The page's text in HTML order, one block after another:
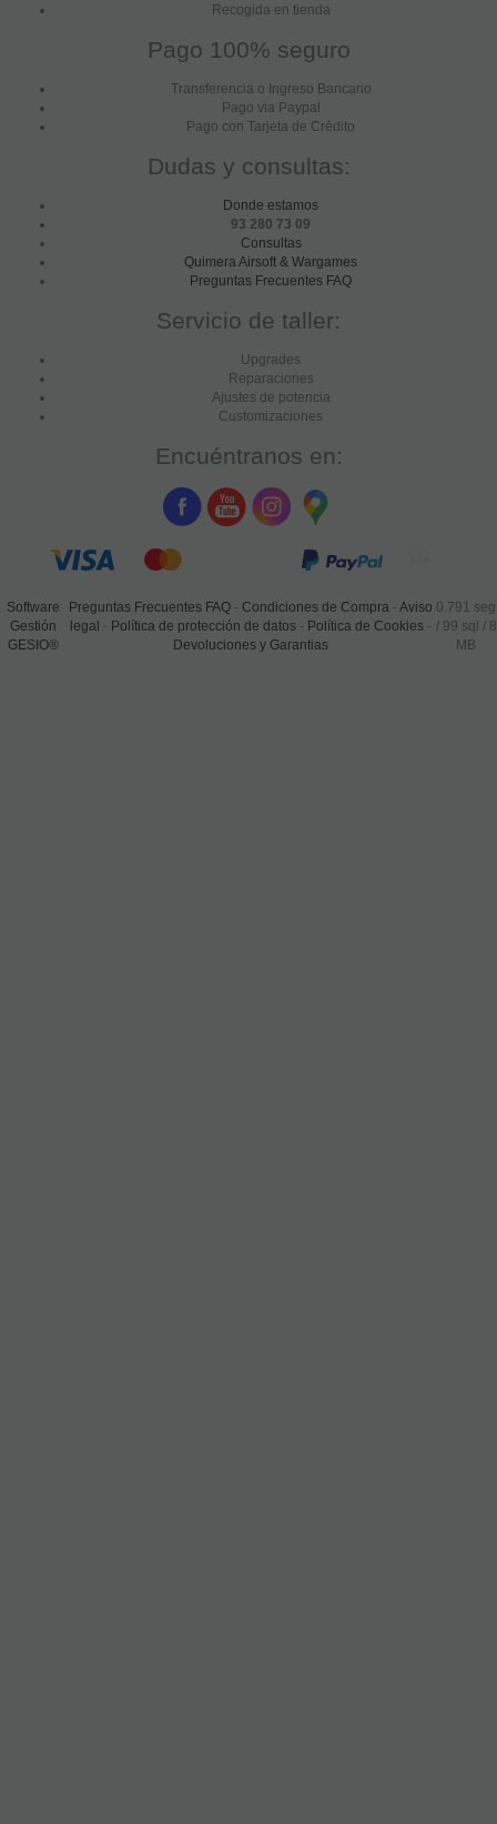
Recogida en tienda
Pago 100% seguro
Transferencia o Ingreso Bancario
Pago via Paypal
Pago con Tarjeta de Crédito
Dudas y consultas:
Donde estamos
93 280 73 09
Consultas
Quimera Airsoft & Wargames
Preguntas Frecuentes FAQ
Servicio de taller:
Upgrades
Reparaciones
Ajustes de potencia
Customizaciones
Encuéntranos en:
Software
Gestión
GESIO®
Preguntas Frecuentes FAQ- Condiciones de Compra - Aviso
legal - Política de protección de datos- Política de Cookies-
Devoluciones y Garantias
0.791 seg
/ 99 sql / 8
MB